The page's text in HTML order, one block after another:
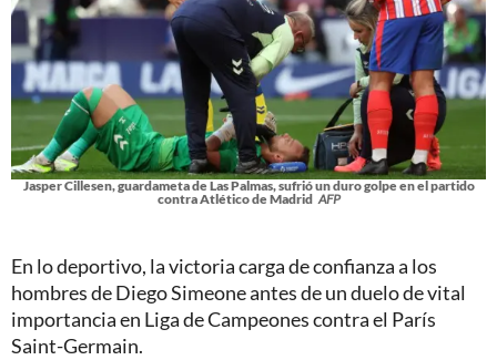
Jasper Cillesen, guardameta de Las Palmas, sufrió un duro golpe en el partido
contra Atlético de Madrid AFP
En lo deportivo, la victoria carga de confianza a los
hombres de Diego Simeone antes de un duelo de vital
importancia en Liga de Campeones contra el París
Saint-Germain.